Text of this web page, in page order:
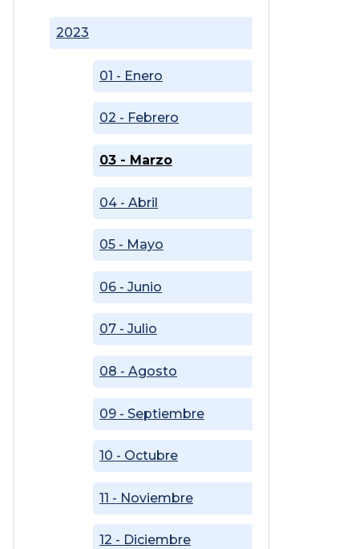
2023
01 - Enero
02 - Febrero
03 - Marzo
04 - Abril
05 - Mayo
06 - Junio
07 - Julio
08 - Agosto
09 - Septiembre
10 - Octubre
11 - Noviembre
12 - Diciembre